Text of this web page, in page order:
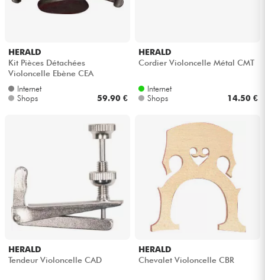
HERALD
Kit Pièces Détachées
Violoncelle Ebène CEA
Internet
Shops
59.90 €
HERALD
Cordier Violoncelle Métal CMT
Internet
Shops
14.50 €
HERALD
Tendeur Violoncelle CAD
HERALD
Chevalet Violoncelle CBR